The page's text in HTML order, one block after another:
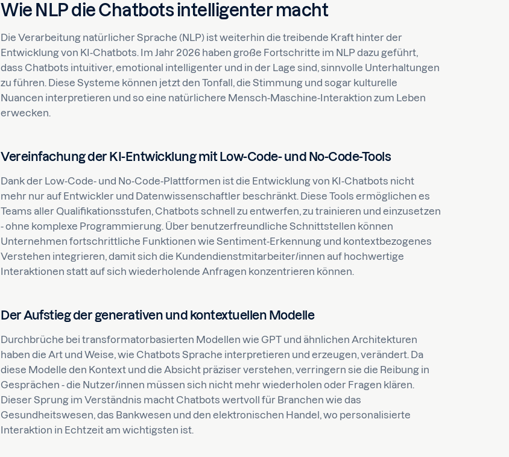
Wie NLP die Chatbots intelligenter macht
Die Verarbeitung natürlicher Sprache (NLP) ist weiterhin die treibende Kraft hinter der
Entwicklung von KI-Chatbots. Im Jahr 2026 haben große Fortschritte im NLP dazu geführt,
dass Chatbots intuitiver, emotional intelligenter und in der Lage sind, sinnvolle Unterhaltungen
zu führen. Diese Systeme können jetzt den Tonfall, die Stimmung und sogar kulturelle
Nuancen interpretieren und so eine natürlichere Mensch-Maschine-Interaktion zum Leben
erwecken.
Vereinfachung der KI-Entwicklung mit Low-Code- und No-Code-Tools
Dank der Low-Code- und No-Code-Plattformen ist die Entwicklung von KI-Chatbots nicht
mehr nur auf Entwickler und Datenwissenschaftler beschränkt. Diese Tools ermöglichen es
Teams aller Qualifikationsstufen, Chatbots schnell zu entwerfen, zu trainieren und einzusetzen
- ohne komplexe Programmierung. Über benutzerfreundliche Schnittstellen können
Unternehmen fortschrittliche Funktionen wie Sentiment-Erkennung und kontextbezogenes
Verstehen integrieren, damit sich die Kundendienstmitarbeiter/innen auf hochwertige
Interaktionen statt auf sich wiederholende Anfragen konzentrieren können.
Der Aufstieg der generativen und kontextuellen Modelle
Durchbrüche bei transformatorbasierten Modellen wie GPT und ähnlichen Architekturen
haben die Art und Weise, wie Chatbots Sprache interpretieren und erzeugen, verändert. Da
diese Modelle den Kontext und die Absicht präziser verstehen, verringern sie die Reibung in
Gesprächen - die Nutzer/innen müssen sich nicht mehr wiederholen oder Fragen klären.
Dieser Sprung im Verständnis macht Chatbots wertvoll für Branchen wie das
Gesundheitswesen, das Bankwesen und den elektronischen Handel, wo personalisierte
Interaktion in Echtzeit am wichtigsten ist.